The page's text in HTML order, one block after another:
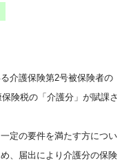
介護保険第2号被保険者の
険税の「介護分」が賦課さ
定の要件を満たす方につい
、届出により介護分の保険